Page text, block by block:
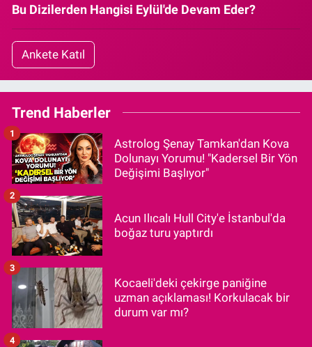
Bu Dizilerden Hangisi Eylül'de Devam Eder?
Ankete Katıl
Trend Haberler
Astrolog Şenay Tamkan'dan Kova
Dolunayı Yorumu! "Kadersel Bir Yön
Değişimi Başlıyor"
1
Acun Ilıcalı Hull City'e İstanbul'da
boğaz turu yaptırdı
2
Kocaeli'deki çekirge paniğine
uzman açıklaması! Korkulacak bir
durum var mı?
3
4